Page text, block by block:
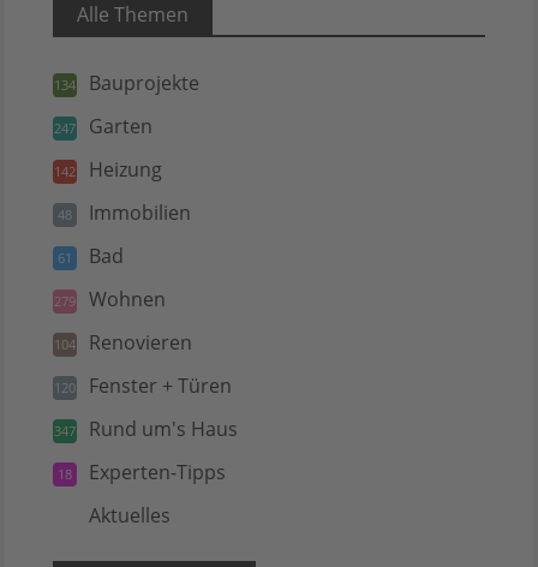
Alle Themen
134 Bauprojekte
247 Garten
142 Heizung
48 Immobilien
61 Bad
279 Wohnen
104 Renovieren
120 Fenster + Türen
347 Rund um's Haus
18 Experten-Tipps
Aktuelles